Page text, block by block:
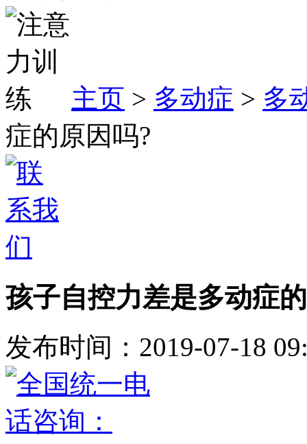
主页 > 多动症 > 多
症的原因吗?
孩子自控力差是多动症
发布时间：2019-07-18